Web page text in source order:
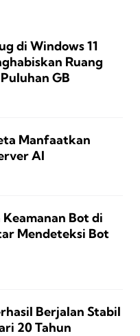
di Windows 11
Ruang
GB
Manfaatkan
AI
Bot di
Mendeteksi Bot
Berjalan Stabil
20 Tahun